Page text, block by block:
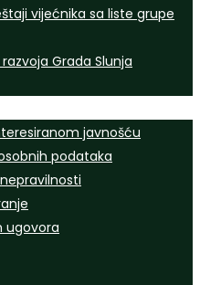
vijećnika sa liste grupe
Grada Slunja
javnošću
podataka
ugovora